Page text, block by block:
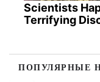
Scientists
Terrifying
ПОПУЛЯРНЫЕ